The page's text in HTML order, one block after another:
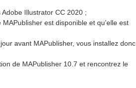
Illustrator CC 2020 ;
est disponible et qu’elle est
avant MAPublisher, vous installez donc
de MAPublisher 10.7 et rencontrez le